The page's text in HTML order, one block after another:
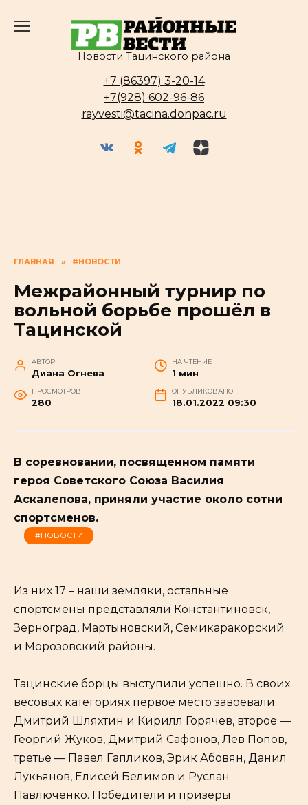
Новости Тацинского района
+7 (86397) 3-20-14
+7(928) 602-96-86
rayvesti@tacina.donpac.ru
ГЛАВНАЯ » #НОВОСТИ
Межрайонный турнир по
вольной борьбе прошёл в
Тацинской
АВТОР
Диана Огнева
НА ЧТЕНИЕ
1 мин
ПРОСМОТРОВ
280
ОПУБЛИКОВАНО
18.01.2022 09:30
В соревновании, посвященном памяти
героя Советского Союза Василия
Аскалепова, приняли участие около сотни
спортсменов.
#НОВОСТИ
Из них 17 – наши земляки, остальные
спортсмены представляли Константиновск,
Зерноград, Мартыновский, Семикаракорский
и Морозовский районы.
Тацинские борцы выступили успешно. В своих
весовых категориях первое место завоевали
Дмитрий Шляхтин и Кирилл Горячев, второе —
Георгий Жуков, Дмитрий Сафонов, Лев Попов,
третье — Павел Гапликов, Эрик Абовян, Данил
Лукьянов, Елисей Белимов и Руслан
Павлюченко. Победители и призеры